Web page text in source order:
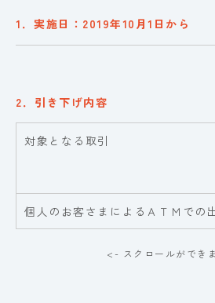
1．実施日：2019年10月1日から
2．引き下げ内容
対象となる取引
個人のお客さまによるＡＴＭでの
<- スクロールができ